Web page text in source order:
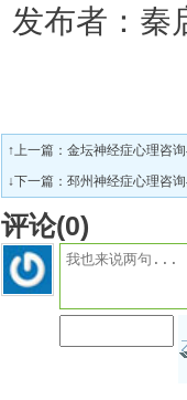
发布者：秦
↑上一篇： 金坛神经症心理咨
↓下一篇： 邳州神经症心理咨
评论(0)